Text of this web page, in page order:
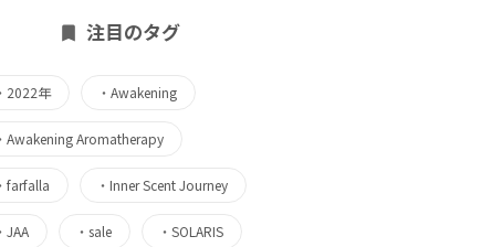
注目のタグ
2022年 ・ Awakening
Awakening Aromatherapy
farfalla ・ Inner Scent Journey
JAA ・ sale ・ SOLARIS